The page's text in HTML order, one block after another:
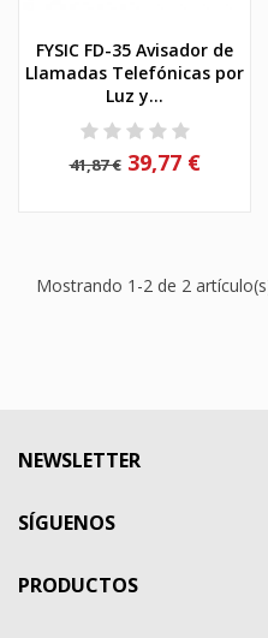
FYSIC FD-35 Avisador de
Llamadas Telefónicas por
Luz y...
41,87 € 39,77 €
Mostrando 1-2 de 2
NEWSLETTER
SÍGUENOS
PRODUCTOS